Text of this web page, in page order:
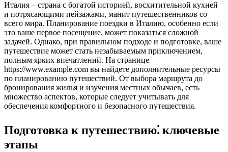
Италия – страна с богатой историей, восхитительной кухней
и потрясающими пейзажами, манит путешественников со
всего мира. Планирование поездки в Италию, особенно если
это ваше первое посещение, может показаться сложной
задачей. Однако, при правильном подходе и подготовке, ваше
путешествие может стать незабываемым приключением,
полным ярких впечатлений. На странице
https://www.example.com вы найдете дополнительные ресурсы
по планированию путешествий. От выбора маршрута до
бронирования жилья и изучения местных обычаев, есть
множество аспектов, которые следует учитывать для
обеспечения комфортного и безопасного путешествия.
Подготовка к путешествию⁚ ключевые
этапы